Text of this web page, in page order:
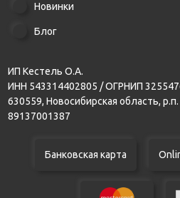
Новинки
Блог
ИП Кестель О.А.
ИНН 543314402805 / ОГРНИП
630559, Новосибирская область,
89137001387
Банковская карта